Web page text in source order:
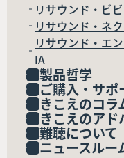
リサウンド・ビ
リサウンド・ネ
リサウンド・エ
IA
製品哲学
ご購入・サポ
きこえのコラ
きこえのアド
難聴について
ニュースルー